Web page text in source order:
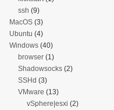
ssh (9)
MacOS(3)
Ubuntu (4)
Windows(40)
browser(1)
Shadowsocks(2)
SSHd (3)
VMware (13)
vSphere|esxi (2)